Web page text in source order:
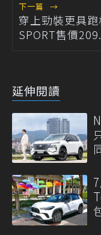
下一篇 →
穿上勁裝更具
SPORT售價
延伸閱讀